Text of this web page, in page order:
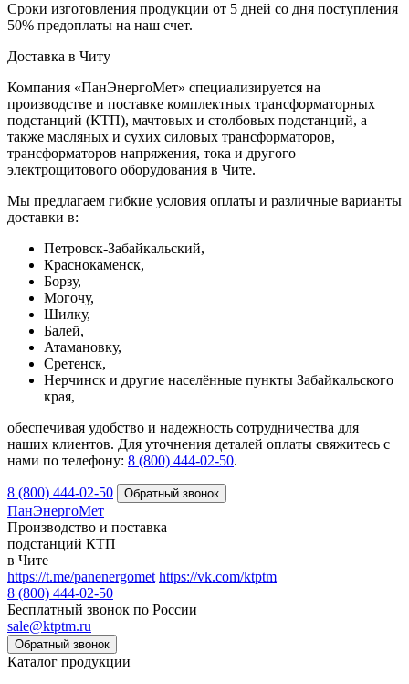
Сроки изготовления продукции от 5 дней со дня поступления
50% предоплаты на наш счет.
Доставка в Читу
Компания «ПанЭнергоМет» специализируется на
производстве и поставке комплектных трансформаторных
подстанций (КТП), мачтовых и столбовых подстанций, а
также масляных и сухих силовых трансформаторов,
трансформаторов напряжения, тока и другого
электрощитового оборудования в Чите.
Мы предлагаем гибкие условия оплаты и различные варианты
доставки в:
Петровск-Забайкальский,
Краснокаменск,
Борзу,
Могочу,
Шилку,
Балей,
Атамановку,
Сретенск,
Нерчинск и другие населённые пункты Забайкальского
края,
обеспечивая удобство и надежность сотрудничества для
наших клиентов. Для уточнения деталей оплаты свяжитесь с
нами по телефону: 8 (800) 444-02-50.
8 (800) 444-02-50
ПанЭнергоМет
Производство и поставка
подстанций КТП
в Чите
https://t.me/panenergomet https://vk.com/ktptm
8 (800) 444-02-50
Бесплатный звонок по России
sale@ktptm.ru
Каталог продукции